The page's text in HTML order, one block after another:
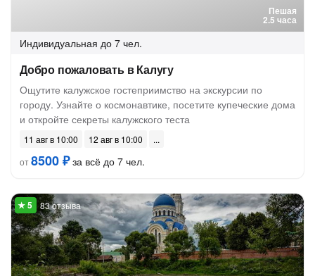
Пешая
2.5 часа
Индивидуальная до 7 чел.
Добро пожаловать в Калугу
Ощутите калужское гостеприимство на экскурсии по
городу. Узнайте о космонавтике, посетите купеческие дома
и откройте секреты калужского теста
11 авг в 10:00
12 авг в 10:00
от8500 ₽за всё до 7 чел.
83 отзыва